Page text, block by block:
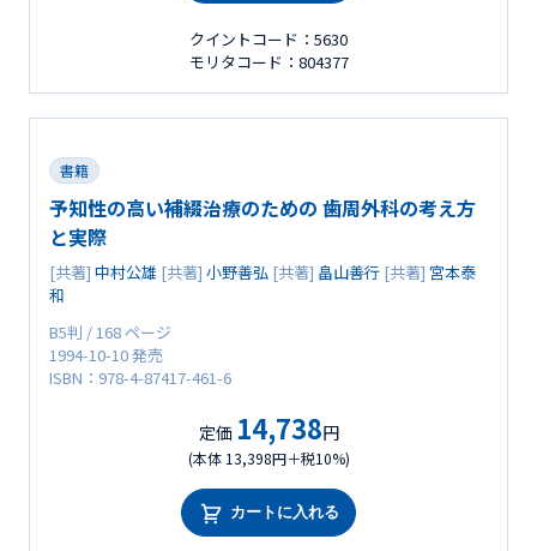
クイントコード：5630
モリタコード：804377
書籍
予知性の高い補綴治療のための 歯周外科の考え方
と実際
[共著] 中村公雄 [共著] 小野善弘 [共著] 畠山善行 [共著] 宮本泰
和
B5判 / 168 ページ
1994-10-10 発売
ISBN：978-4-87417-461-6
定価 14,738円
(本体 13,398円＋税10%)
カートに入れる